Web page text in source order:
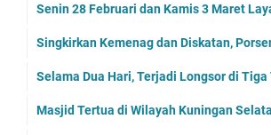
Senin 28 Februari dan Kamis 3 Maret
Singkirkan Kemenag dan Diskatan,
Selama Dua Hari, Terjadi Longsor di
Masjid Tertua di Wilayah Kuningan